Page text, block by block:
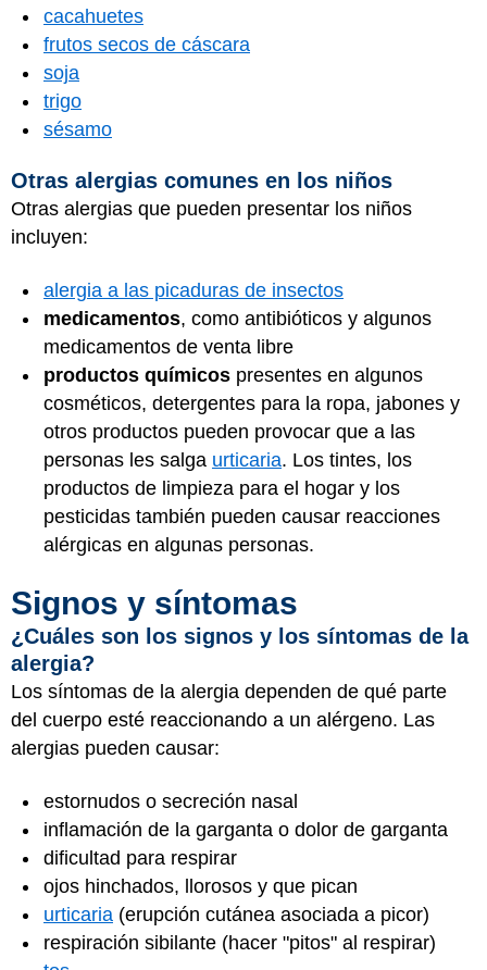
cacahuetes
frutos secos de cáscara
soja
trigo
sésamo
Otras alergias comunes en los niños
Otras alergias que pueden presentar los niños
incluyen:
alergia a las picaduras de insectos
medicamentos, como antibióticos y algunos
medicamentos de venta libre
productos químicos presentes en algunos
cosméticos, detergentes para la ropa, jabones y
otros productos pueden provocar que a las
personas les salga urticaria. Los tintes, los
productos de limpieza para el hogar y los
pesticidas también pueden causar reacciones
alérgicas en algunas personas.
Signos y síntomas
¿Cuáles son los signos y los síntomas de la
alergia?
Los síntomas de la alergia dependen de qué parte
del cuerpo esté reaccionando a un alérgeno. Las
alergias pueden causar:
estornudos o secreción nasal
inflamación de la garganta o dolor de garganta
dificultad para respirar
ojos hinchados, llorosos y que pican
urticaria (erupción cutánea asociada a picor)
respiración sibilante (hacer "pitos" al respirar)